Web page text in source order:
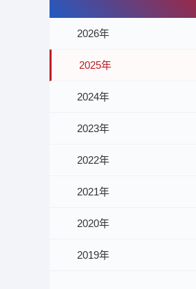
2026年
2025年
2024年
2023年
2022年
2021年
2020年
2019年